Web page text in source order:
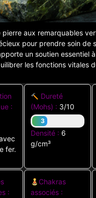
pierre aux remarquables
pour prendre soin de
un soutien essentiel
les fonctions vitales
:
fer.
Dureté
(Mohs) : 3/10
3
Densité : 6
g/cm³
:
Chakras
associés :